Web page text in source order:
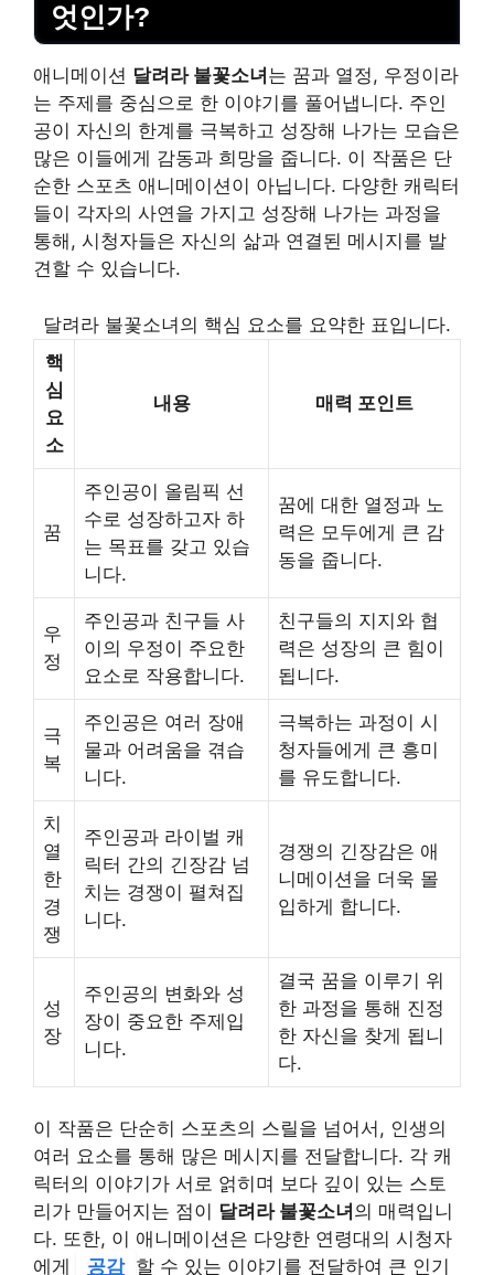
엇인가?
애니메이션 달려라 불꽃소녀 는 꿈과 열정, 우정이라
는 주제를 중심으로 한 이야기를 풀어냅니다. 주인
공이 자신의 한계를 극복하고 성장해 나가는 모습은
많은 이들에게 감동과 희망을 줍니다. 이 작품은 단
순한 스포츠 애니메이션이 아닙니다. 다양한 캐릭터
들이 각자의 사연을 가지고 성장해 나가는 과정을
통해, 시청자들은 자신의 삶과 연결된 메시지를 발
견할 수 있습니다.
달려라 불꽃소녀의 핵심 요소를 요약한 표입니다.
핵
심
요
소
내용 매력 포인트
꿈
주인공이 올림픽 선
수로 성장하고자 하
는 목표를 갖고 있습
니다.
꿈에 대한 열정과 노
력은 모두에게 큰 감
동을 줍니다.
우
정
주인공과 친구들 사
이의 우정이 주요한
요소로 작용합니다.
친구들의 지지와 협
력은 성장의 큰 힘이
됩니다.
극
복
주인공은 여러 장애
물과 어려움을 겪습
니다.
극복하는 과정이 시
청자들에게 큰 흥미
를 유도합니다.
치
열
한
경
쟁
주인공과 라이벌 캐
릭터 간의 긴장감 넘
치는 경쟁이 펼쳐집
니다.
경쟁의 긴장감은 애
니메이션을 더욱 몰
입하게 합니다.
성
장
주인공의 변화와 성
장이 중요한 주제입
니다.
결국 꿈을 이루기 위
한 과정을 통해 진정
한 자신을 찾게 됩니
다.
이 작품은 단순히 스포츠의 스릴을 넘어서, 인생의
여러 요소를 통해 많은 메시지를 전달합니다. 각 캐
릭터의 이야기가 서로 얽히며 보다 깊이 있는 스토
리가 만들어지는 점이 달려라 불꽃소녀 의 매력입니
다. 또한, 이 애니메이션은 다양한 연령대의 시청자
에게
공감 할 수 있는 이야기를 전달하여 큰 인기